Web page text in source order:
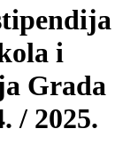
i
Grada
/ 2025.